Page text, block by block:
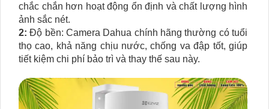
chắc chắn hơn hoạt động ổn định và chất lượng hình
ảnh sắc nét.
2: Độ bền: Camera Dahua chính hãng thường có tuổi
thọ cao, khả năng chịu nước, chống va đập tốt, giúp
tiết kiệm chi phí bảo trì và thay thế sau này.